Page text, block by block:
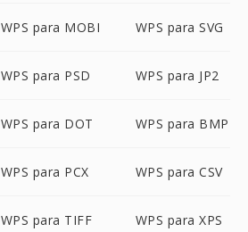
WPS para MOBI WPS para SVG
WPS para PSD WPS para JP2
WPS para DOT WPS para BMP
WPS para PCX WPS para CSV
WPS para TIFF WPS para XPS